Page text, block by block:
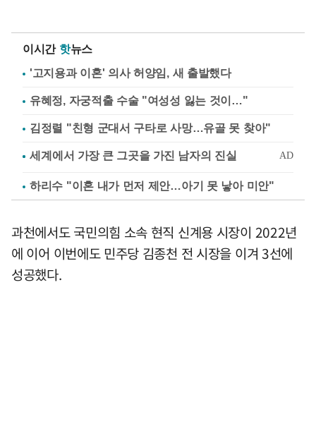
이시간 핫뉴스
'고지용과 이혼' 의사 허양임, 새 출발했다
유혜정, 자궁적출 수술 "여성성 잃는 것이…"
김정렬 "친형 군대서 구타로 사망…유골 못 찾아"
하리수 "이혼 내가 먼저 제안…아기 못 낳아 미안"
과천에서도 국민의힘 소속 현직 신계용 시장이 2022년
에 이어 이번에도 민주당 김종천 전 시장을 이겨 3선에
성공했다.